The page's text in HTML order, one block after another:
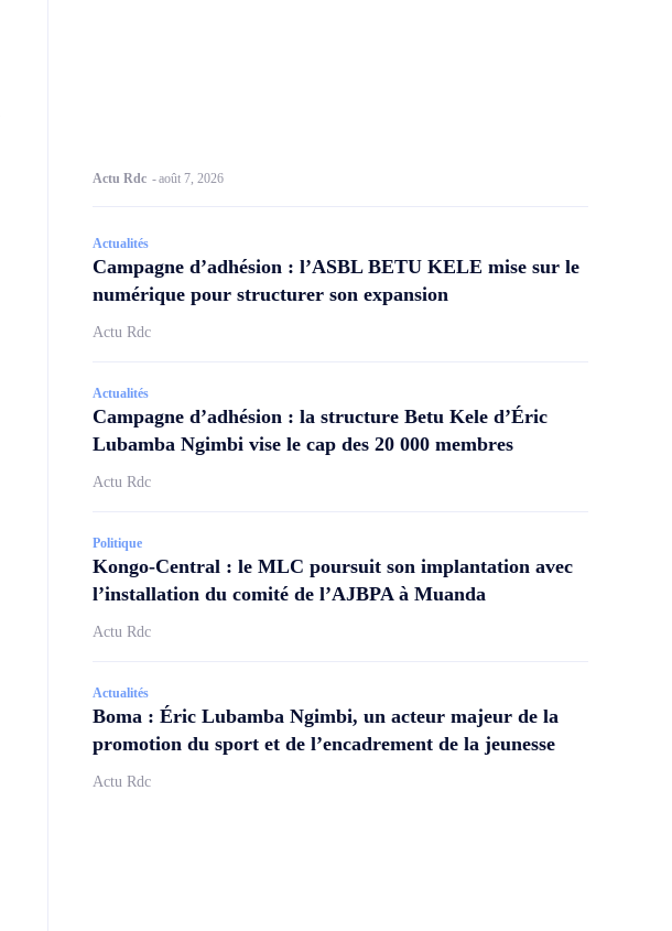
Actu Rdc -août 7, 2026
Actualités
Campagne d’adhésion : l’ASBL BETU KELE mise sur le
numérique pour structurer son expansion
Actu Rdc
Actualités
Campagne d’adhésion : la structure Betu Kele d’Éric
Lubamba Ngimbi vise le cap des 20 000 membres
Actu Rdc
Politique
Kongo-Central : le MLC poursuit son implantation avec
l’installation du comité de l’AJBPA à Muanda
Actu Rdc
Actualités
Boma : Éric Lubamba Ngimbi, un acteur majeur de la
promotion du sport et de l’encadrement de la jeunesse
Actu Rdc